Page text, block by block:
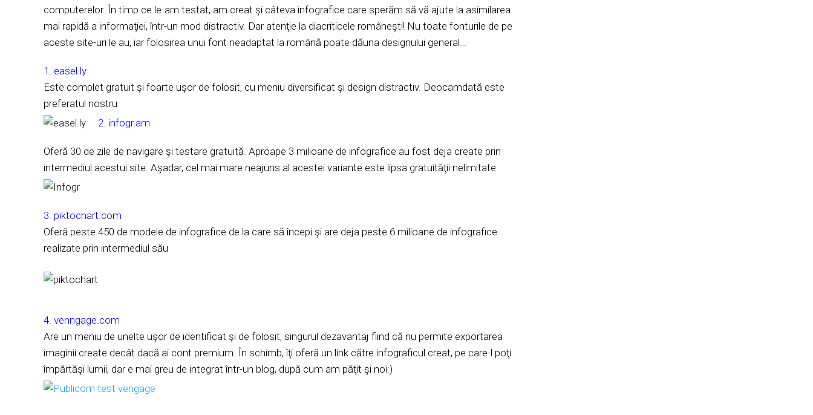
computerelor. În timp ce le-am testat, am creat şi câteva infografice care sperăm să vă ajute la asimilarea
mai rapidă a informaţiei, într-un mod distractiv. Dar atenţie la diacriticele româneşti! Nu toate fonturile de pe
aceste site-uri le au, iar folosirea unui font neadaptat la română poate dăuna designului general…
1. easel.ly
Este complet gratuit şi foarte uşor de folosit, cu meniu diversificat şi design distractiv. Deocamdată este
preferatul nostru
2. infogr.am
Oferă 30 de zile de navigare şi testare gratuită. Aproape 3 milioane de infografice au fost deja create prin
intermediul acestui site. Aşadar, cel mai mare neajuns al acestei variante este lipsa gratuităţii nelimitate
3. piktochart.com
Oferă peste 450 de modele de infografice de la care să începi şi are deja peste 6 milioane de infografice
realizate prin intermediul său
4. venngage.com
Are un meniu de unelte uşor de identificat şi de folosit, singurul dezavantaj fiind că nu permite exportarea
imaginii create decât dacă ai cont premium. În schimb, îţi oferă un link către infograficul creat, pe care-l poţi
împărtăşi lumii, dar e mai greu de integrat într-un blog, după cum am păţit şi noi:)